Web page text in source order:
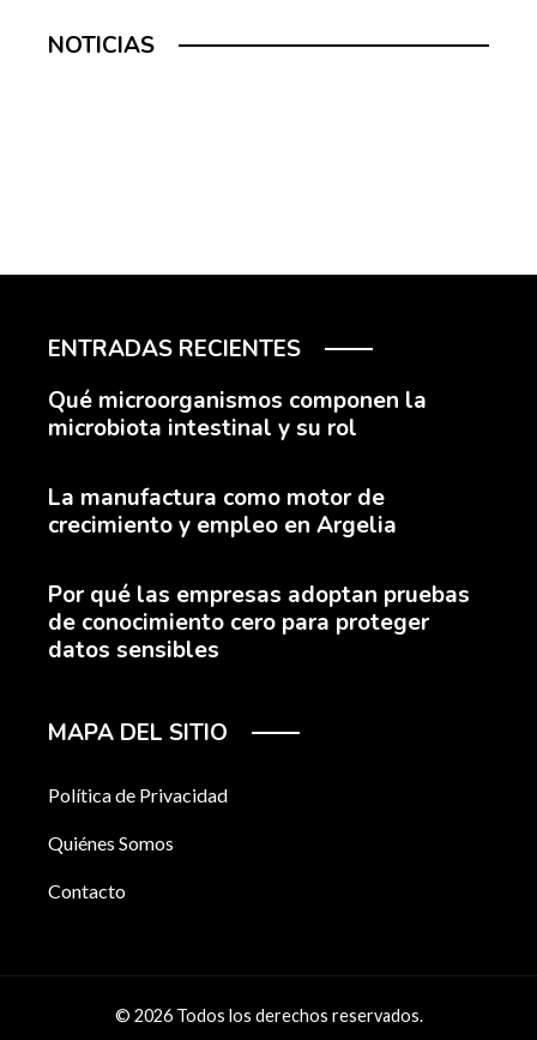
NOTICIAS
ENTRADAS RECIENTES
Qué microorganismos componen la
microbiota intestinal y su rol
La manufactura como motor de
crecimiento y empleo en Argelia
Por qué las empresas adoptan pruebas
de conocimiento cero para proteger
datos sensibles
MAPA DEL SITIO
Política de Privacidad
Quiénes Somos
Contacto
© 2026 Todos los derechos reservados.